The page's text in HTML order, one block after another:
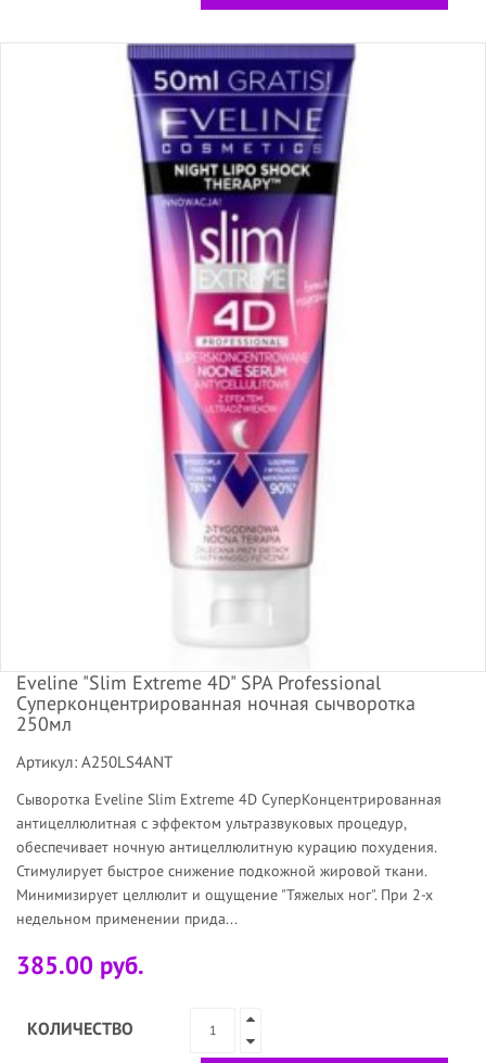
Eveline "Slim Extreme 4D" SPA Professional
Суперконцентрированная ночная сычворотка
250мл
Артикул: A250LS4ANT
Сыворотка Eveline Slim Extreme 4D СуперКонцентрированная
антицеллюлитная с эффектом ультразвуковых процедур,
обеспечивает ночную антицеллюлитную курацию похудения.
Стимулирует быстрое снижение подкожной жировой ткани.
Минимизирует целлюлит и ощущение "Тяжелых ног". При 2-х
недельном применении прида...
385.00 руб.
КОЛИЧЕСТВО